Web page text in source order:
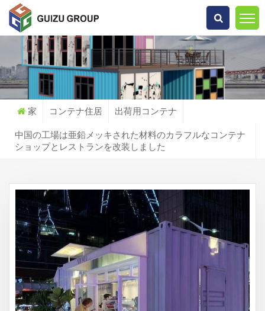
何を探していますか?
家 コンテナ住居 出荷用コンテナ
中国の工場は亜鉛メッキされた材料のカラフルなコンテナ
ショップとレストランを改装しました